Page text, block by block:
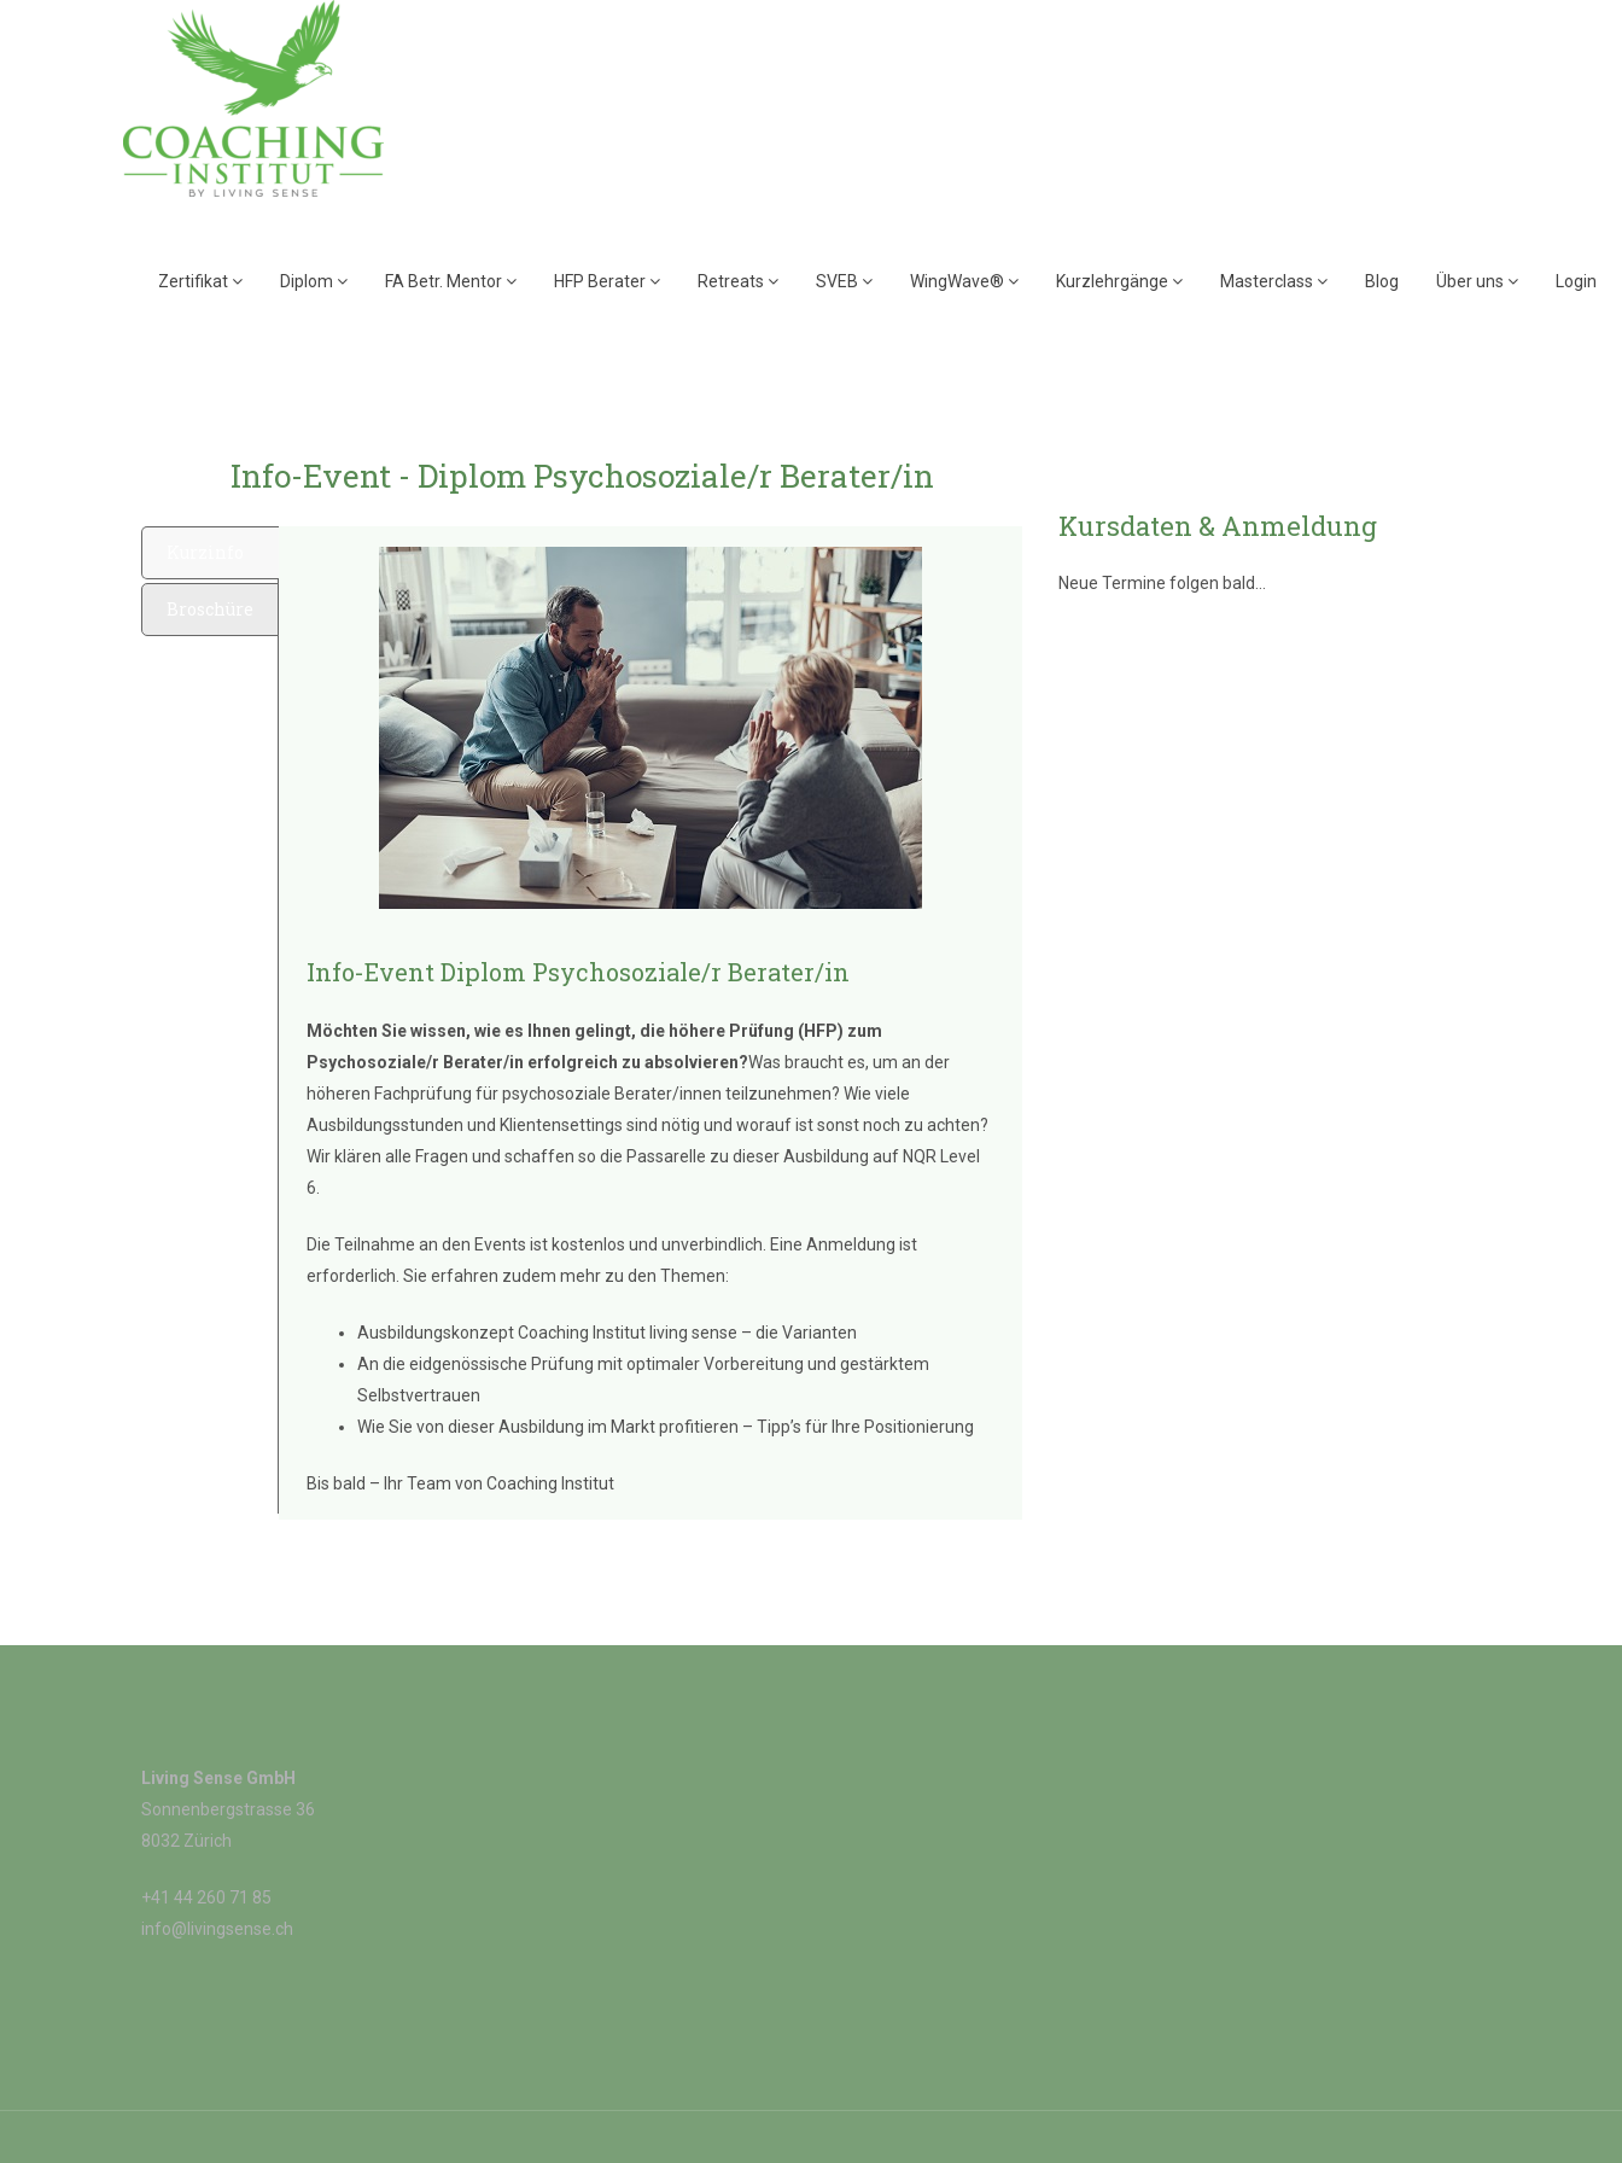
Zertifikat Diplom FA Betr. Mentor HFP Berater Retreats SVEB WingWave® Kurzlehrgänge Masterclass Blog Über uns Login
Info-Event - Diplom Psychosoziale/r Berater/in
Info-Event Diplom Psychosoziale/r Berater/in
Möchten Sie wissen, wie es Ihnen gelingt, die höhere Prüfung (HFP) zum
Psychosoziale/r Berater/in erfolgreich zu absolvieren?Was braucht es, um an der
höheren Fachprüfung für psychosoziale Berater/innen teilzunehmen? Wie viele
Ausbildungsstunden und Klientensettings sind nötig und worauf ist sonst noch zu achten?
Wir klären alle Fragen und schaffen so die Passarelle zu dieser Ausbildung auf NQR Level
6.
Die Teilnahme an den Events ist kostenlos und unverbindlich. Eine Anmeldung ist
erforderlich. Sie erfahren zudem mehr zu den Themen:
Ausbildungskonzept Coaching Institut living sense – die Varianten
An die eidgenössische Prüfung mit optimaler Vorbereitung und gestärktem
Selbstvertrauen
Wie Sie von dieser Ausbildung im Markt profitieren – Tipp’s für Ihre Positionierung
Bis bald – Ihr Team von Coaching Institut
Kursdaten & Anmeldung
Neue Termine folgen bald...
Living Sense GmbH
Sonnenbergstrasse 36
8032 Zürich
+41 44 260 71 85
info@livingsense.ch